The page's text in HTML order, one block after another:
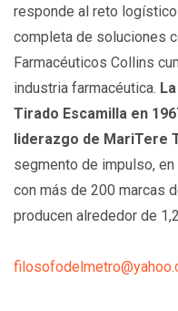
responde al reto
completa de soluciones
Farmacéuticos Collins
industria farmacéutica.
Tirado Escamilla en
liderazgo de MariTere
segmento de impulso,
con más de 200 marcas
producen alrededor de